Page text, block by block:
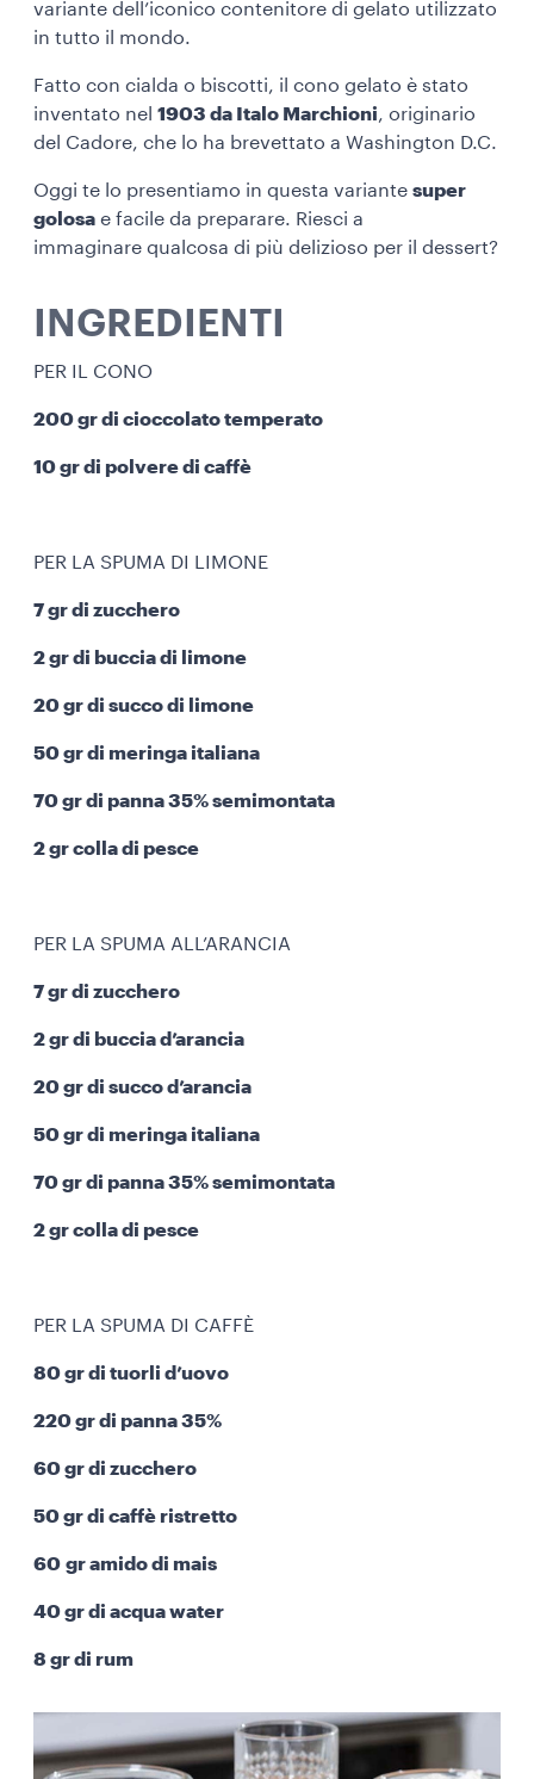
variante dell’iconico contenitore di gelato utilizzato
in tutto il mondo.
Fatto con cialda o biscotti, il cono gelato è stato
inventato nel 1903 da Italo Marchioni, originario
del Cadore, che lo ha brevettato a Washington D.C.
Oggi te lo presentiamo in questa variante super
golosa e facile da preparare. Riesci a
immaginare qualcosa di più delizioso per il dessert?
INGREDIENTI
PER IL CONO
200 gr di cioccolato temperato
10 gr di polvere di caffè
PER LA SPUMA DI LIMONE
7 gr di zucchero
2 gr di buccia di limone
20 gr di succo di limone
50 gr di meringa italiana
70 gr di panna 35% semimontata
2 gr colla di pesce
PER LA SPUMA ALL’ARANCIA
7 gr di zucchero
2 gr di buccia d’arancia
20 gr di succo d’arancia
50 gr di meringa italiana
70 gr di panna 35% semimontata
2 gr colla di pesce
PER LA SPUMA DI CAFFÈ
80 gr di tuorli d’uovo
220 gr di panna 35%
60 gr di zucchero
50 gr di caffè ristretto
60 gr amido di mais
40 gr di acqua water
8 gr di rum